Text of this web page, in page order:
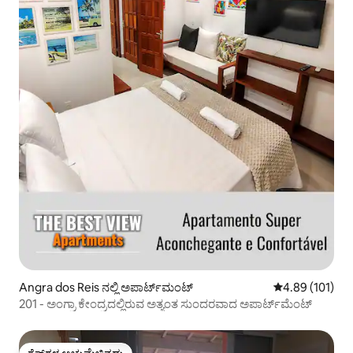
Angra dos Reis ನಲ್ಲಿ ಅಪಾರ್ಟ್‌ಮಂಟ್ 5 ರಲ್ಲಿ 4.89
4.89 (101)
201 - ಅಂಗ್ರಾ ಕೇಂದ್ರದಲ್ಲಿರುವ ಅತ್ಯಂತ ಸುಂದರವಾದ ಅಪಾರ್ಟ್‌ಮೆಂಟ್